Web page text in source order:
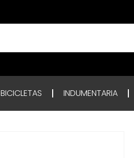
BICICLETAS INDUMENTARIA